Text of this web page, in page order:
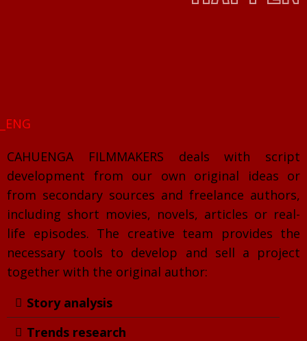
CAHUENGA FILMMAKERS deals with script
development from our own original ideas or
from secondary sources and freelance authors,
including short movies, novels, articles or real-
life episodes. The creative team provides the
necessary tools to develop and sell a project
together with the original author:
Story analysis
Trends research